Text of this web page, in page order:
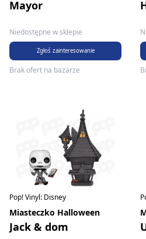
Mayor
Niedostępne w sklepie
Zgłoś zainteresowanie
Brak ofert na bazarze
Pop! Vinyl: Disney
Miasteczko Halloween
Jack & dom